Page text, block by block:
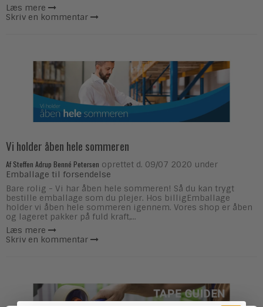
Læs mere
Skriv en kommentar
Vi holder åben hele sommeren
Af Steffen Adrup Benné Petersen oprettet d. 09/07 2020 under
Emballage til forsendelse
Bare rolig - Vi har åben hele sommeren! Så du kan trygt
bestille emballage som du plejer. Hos billigEmballage
holder vi åben hele sommeren igennem. Vores shop er åben
og lageret pakker på fuld kraft,...
Læs mere
Skriv en kommentar